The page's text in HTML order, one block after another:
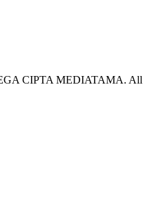
CIPTA MEDIATAMA. All